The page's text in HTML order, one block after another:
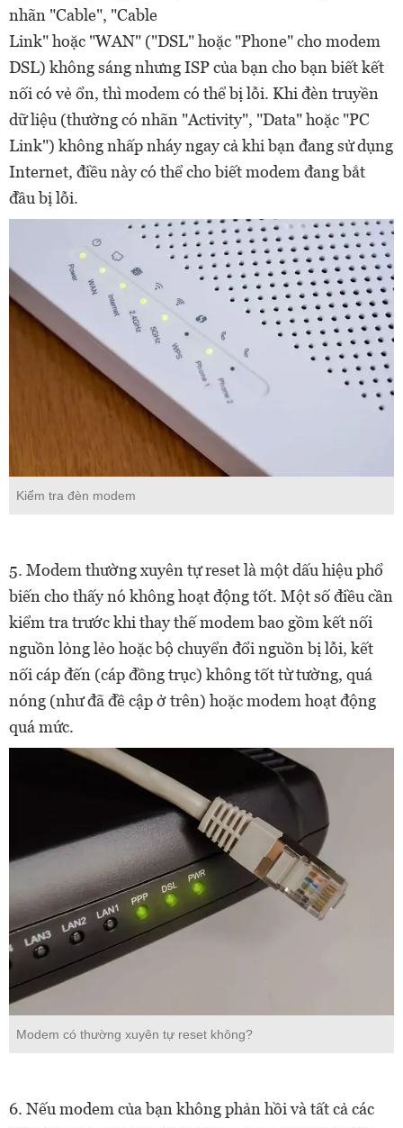
nhãn "Cable", "Cable
Link" hoặc "WAN" ("DSL" hoặc "Phone" cho modem
DSL) không sáng nhưng ISP của bạn cho bạn biết kết
nối có vẻ ổn, thì modem có thể bị lỗi. Khi đèn truyền
dữ liệu (thường có nhãn "Activity", "Data" hoặc "PC
Link") không nhấp nháy ngay cả khi bạn đang sử dụng
Internet, điều này có thể cho biết modem đang bắt
đầu bị lỗi.
Kiểm tra đèn modem
5. Modem thường xuyên tự reset là một dấu hiệu phổ
biến cho thấy nó không hoạt động tốt. Một số điều cần
kiểm tra trước khi thay thế modem bao gồm kết nối
nguồn lỏng lẻo hoặc bộ chuyển đổi nguồn bị lỗi, kết
nối cáp đến (cáp đồng trục) không tốt từ tường, quá
nóng (như đã đề cập ở trên) hoặc modem hoạt động
quá mức.
Modem có thường xuyên tự reset không?
6. Nếu modem của bạn không phản hồi và tất cả các